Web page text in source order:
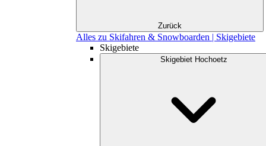
Zurück
Alles zu Skifahren & Snowboarden | Skigebiete
Skigebiete
Skigebiet Hochoetz